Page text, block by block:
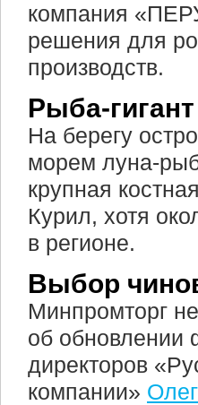
компания
решения для
производств.
Рыба-
На берегу
морем луна-
крупная
Курил, хотя
в регионе.
Выбор
Минпромторг
об обновлении
директоров
компании»